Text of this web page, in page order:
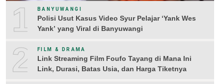
1 BANYUWANGI
Polisi Usut Kasus Video Syur Pelajar ‘Yank Wes
Yank’ yang Viral di Banyuwangi
2 FILM & DRAMA
Link Streaming Film Foufo Tayang di Mana Ini
Link, Durasi, Batas Usia, dan Harga Tiketnya